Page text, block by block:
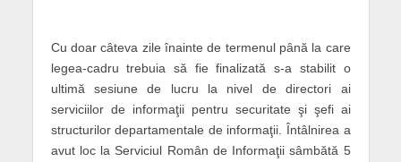
Cu doar câteva zile înainte de termenul până la care
legea-cadru trebuia să fie finalizată s-a stabilit o
ultimă sesiune de lucru la nivel de directori ai
serviciilor de informaţii pentru securitate şi şefi ai
structurilor departamentale de informaţii. Întâlnirea a
avut loc la Serviciul Român de Informaţii sâmbătă 5